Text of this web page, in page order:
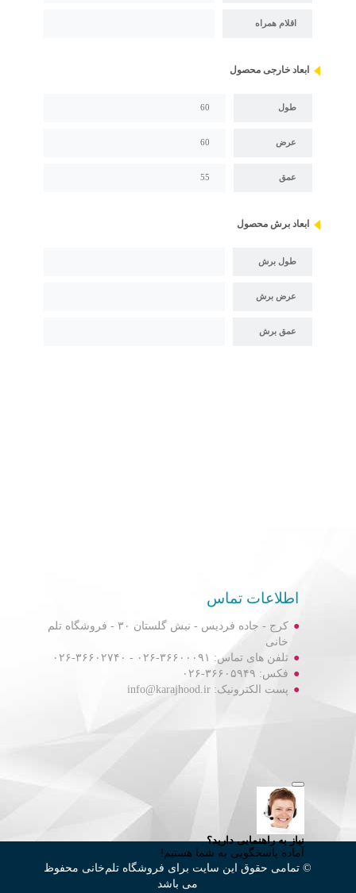
اقلام همراه
ابعاد خارجی محصول
طول 60
عرض 60
عمق 55
ابعاد برش محصول
طول برش
عرض برش
عمق برش
اطلاعات تماس
کرج - جاده فردیس - نبش گلستان ۳۰ - فروشگاه تلم
خانی
تلفن های تماس: ۳۶۶۰۰۰۹۱-۰۲۶ - ۳۶۶۰۲۷۴۰-۰۲۶
فکس: ۳۶۶۰۵۹۴۹-۰۲۶
پست الکترونیک: info@karajhood.ir
© تمامی حقوق این سایت برای فروشگاه تلم‌خانی محفوظ
می باشد